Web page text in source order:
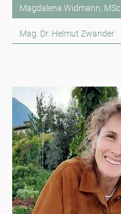
Magdalena Widmann, MSc
Mag. Dr. Helmut Zwander